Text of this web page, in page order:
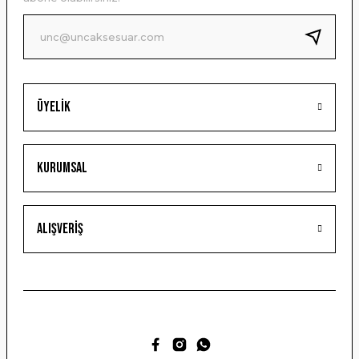
Ürün fiyatı diğer sitelerden daha pahalı.
Bu ürüne benzer farklı alternatifler olmalı.
Gönder
Üyelik
Kurumsal
Alışveriş